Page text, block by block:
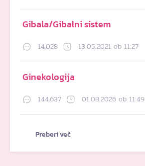
Gibala/Gibalni sistem
14,028 13.05.2021 ob 11:27
Ginekologija
144,637 01.08.2026 ob 11:49
Preberi več